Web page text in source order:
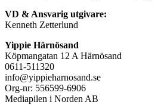
VD & Ansvarig utgivare:
Kenneth Zetterlund
Yippie Härnösand
Köpmangatan 12 A Härnösand
0611-511320
info@yippieharnosand.se
Org-nr: 556599-6906
Mediapilen i Norden AB